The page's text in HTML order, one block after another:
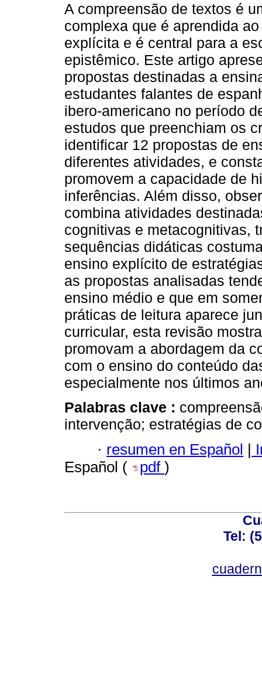
A compreensão de textos é
complexa que é aprendida
explícita e é central para a
epistêmico. Este artigo
propostas destinadas a
estudantes falantes de
ibero-americano no período
estudos que preenchiam os
identificar 12 propostas de
diferentes atividades, e
promovem a capacidade de
inferências. Além disso,
combina atividades
cognitivas e metacognitivas,
sequências didáticas
ensino explícito de
as propostas analisadas
ensino médio e que em
práticas de leitura aparece
curricular, esta revisão
promovam a abordagem da
com o ensino do conteúdo
especialmente nos últimos
Palabras clave :
intervenção; estratégias de
· resumen en Español |
Español (
pdf )
Tel: